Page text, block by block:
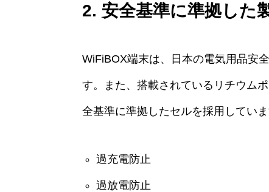
2. 安全基準に準拠した
WiFiBOX端末は、日本の電気用品安
す。また、搭載されているリチウム
全基準に準拠したセルを採用してい
過充電防止
過放電防止